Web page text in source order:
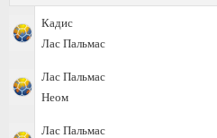
Кадис
Лас Пальмас
Лас Пальмас
Неом
Лас Пальмас